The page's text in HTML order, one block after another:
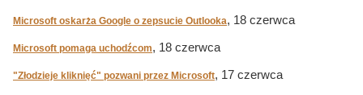
Microsoft oskarża Google o zepsucie Outlooka, 18 czerwca
Microsoft pomaga uchodźcom, 18 czerwca
"Złodzieje kliknięć" pozwani przez Microsoft, 17 czerwca